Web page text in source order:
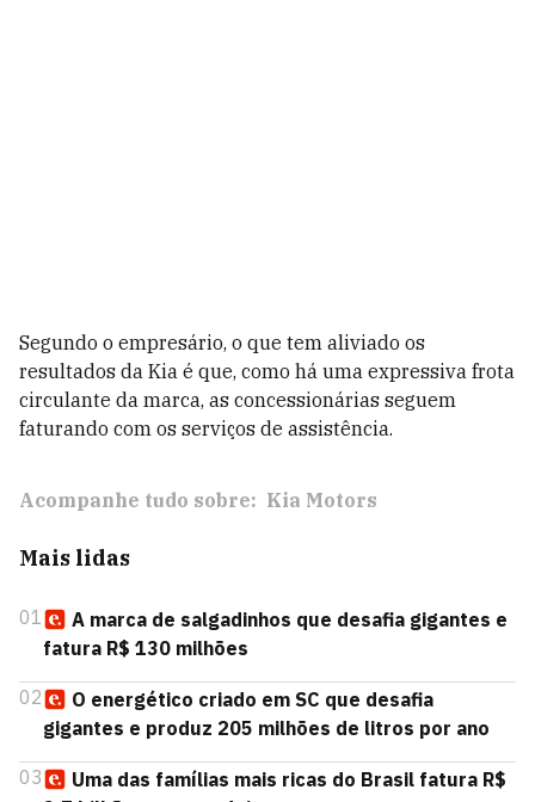
Segundo o empresário, o que tem aliviado os
resultados da Kia é que, como há uma expressiva frota
circulante da marca, as concessionárias seguem
faturando com os serviços de assistência.
Acompanhe tudo sobre: Kia Motors
Mais lidas
01
A marca de salgadinhos que desafia gigantes e
fatura R$ 130 milhões
02
O energético criado em SC que desafia
gigantes e produz 205 milhões de litros por ano
03
Uma das famílias mais ricas do Brasil fatura R$